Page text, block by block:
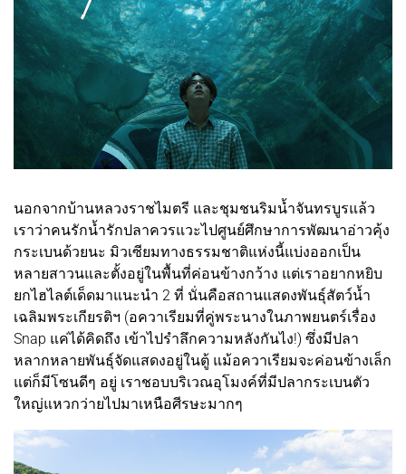
นอกจากบ้านหลวงราชไมตรี และชุมชนริมน้ำจันทรบูรแล้ว
เราว่าคนรักน้ำรักปลาควรแวะไปศูนย์ศึกษาการพัฒนาอ่าวคุ้ง
กระเบนด้วยนะ มิวเซียมทางธรรมชาติแห่งนี้แบ่งออกเป็น
หลายสาวนและตั้งอยู่ในพื้นที่ค่อนข้างกว้าง แต่เราอยากหยิบ
ยกไฮไลต์เด็ดมาแนะนำ 2 ที่ นั่นคือสถานแสดงพันธุ์สัตว์น้ำ
เฉลิมพระเกียรติฯ (อควาเรียมที่คู่พระนางในภาพยนตร์เรื่อง
Snap แค่ได้คิดถึง เข้าไปรำลึกความหลังกันไง!) ซึ่งมีปลา
หลากหลายพันธุ์จัดแสดงอยู่ในตู้ แม้อควาเรียมจะค่อนข้างเล็ก
แต่ก็มีโซนดีๆ อยู่ เราชอบบริเวณอุโมงค์ที่มีปลากระเบนตัว
ใหญ่แหวกว่ายไปมาเหนือศีรษะมากๆ